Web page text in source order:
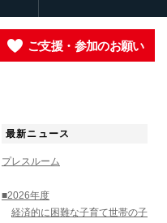
ご支援・参加のお願い
最新ニュース
プレスルーム
■2026年度
経済的に困難な子育て世帯の子